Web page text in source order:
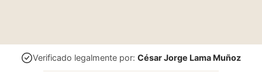
Verificado legalmente por: César Jorge Lama Muñoz